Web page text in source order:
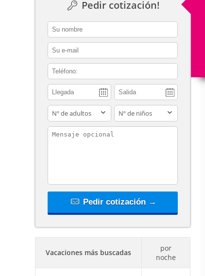
Pedir cotización!
contact_name
contact_email
contact_phone
adults children
contact_message
Pedir cotización →
Vacaciones más buscadas
por
noche